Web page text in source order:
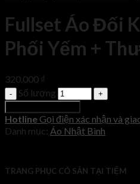
Fullset Áo Đối
Phối Yếm +
320.000 ₫
Số lượng
Hotline Gọi điện xác nhận và
Danh mục: Áo Nhật Bình
TRANG PHỤC CÓ SẴN TẠI TIỆM